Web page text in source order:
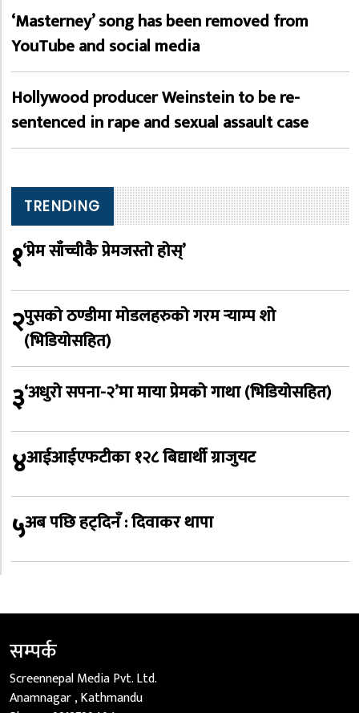
‘Masterney’ song has been removed from
YouTube and social media
Hollywood producer Weinstein to be re-
sentenced in rape and sexual assault case
TRENDING
१‘प्रेम साँच्चीकै प्रेमजस्तो होस्’
२पुसको ठण्डीमा मोडलहरुको गरम र्‍याम्प शो
(भिडियोसहित)
३‘अधुरो सपना-२’मा माया प्रेमको गाथा (भिडियोसहित)
४आईआईएफटीका १२८ बिद्यार्थी ग्राजुयट
५अब पछि हट्दिनँ : दिवाकर थापा
सम्पर्क
Screennepal Media Pvt. Ltd.
Anamnagar , Kathmandu